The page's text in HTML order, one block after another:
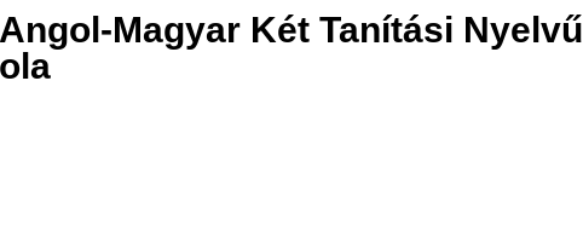
Magyar Két Tanítási Nyelvű